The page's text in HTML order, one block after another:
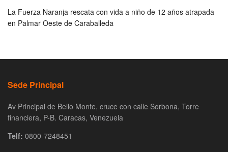
La Fuerza Naranja rescata con vida a niño de 12 años atrapada
en Palmar Oeste de Caraballeda
Sede Principal
Av Principal de Bello Monte, cruce con calle Sorbona, Torre
financiera, P-B. Caracas, Venezuela
Telf: 0800-7248451